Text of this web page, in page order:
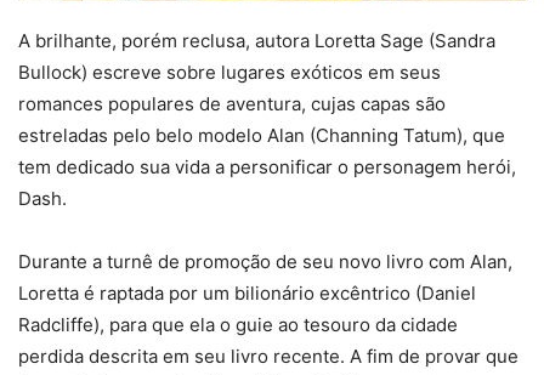
A brilhante, porém reclusa, autora Loretta Sage (Sandra
Bullock) escreve sobre lugares exóticos em seus
romances populares de aventura, cujas capas são
estreladas pelo belo modelo Alan (Channing Tatum), que
tem dedicado sua vida a personificar o personagem herói,
Dash.
Durante a turnê de promoção de seu novo livro com Alan,
Loretta é raptada por um bilionário excêntrico (Daniel
Radcliffe), para que ela o guie ao tesouro da cidade
perdida descrita em seu livro recente. A fim de provar que